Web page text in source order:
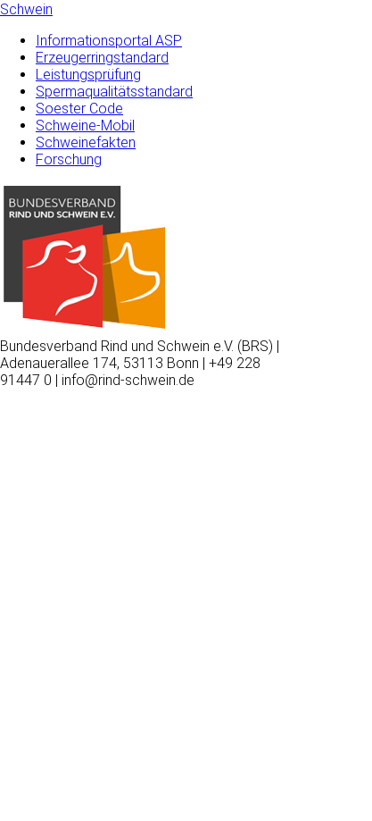
Schwein
Informationsportal ASP
Erzeugerringstandard
Leistungsprüfung
Spermaqualitätsstandard
Soester Code
Schweine-Mobil
Schweinefakten
Forschung
Bundesverband Rind und Schwein e.V. (BRS) |
Adenauerallee 174, 53113 Bonn | +49 228
91447 0 | info@rind-schwein.de